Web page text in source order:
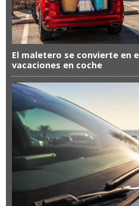
El maletero se convierte en
vacaciones en coche